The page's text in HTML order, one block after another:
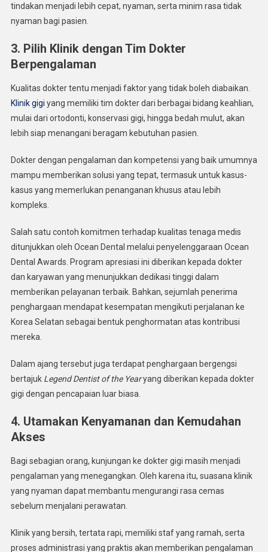
tindakan menjadi lebih cepat, nyaman, serta minim rasa tidak
nyaman bagi pasien.
3. Pilih Klinik dengan Tim Dokter
Berpengalaman
Kualitas dokter tentu menjadi faktor yang tidak boleh diabaikan.
Klinik gigi yang memiliki tim dokter dari berbagai bidang keahlian,
mulai dari ortodonti, konservasi gigi, hingga bedah mulut, akan
lebih siap menangani beragam kebutuhan pasien.
Dokter dengan pengalaman dan kompetensi yang baik umumnya
mampu memberikan solusi yang tepat, termasuk untuk kasus-
kasus yang memerlukan penanganan khusus atau lebih
kompleks.
Salah satu contoh komitmen terhadap kualitas tenaga medis
ditunjukkan oleh Ocean Dental melalui penyelenggaraan Ocean
Dental Awards. Program apresiasi ini diberikan kepada dokter
dan karyawan yang menunjukkan dedikasi tinggi dalam
memberikan pelayanan terbaik. Bahkan, sejumlah penerima
penghargaan mendapat kesempatan mengikuti perjalanan ke
Korea Selatan sebagai bentuk penghormatan atas kontribusi
mereka.
Dalam ajang tersebut juga terdapat penghargaan bergengsi
bertajuk Legend Dentist of the Yearyang diberikan kepada dokter
gigi dengan pencapaian luar biasa.
4. Utamakan Kenyamanan dan Kemudahan
Akses
Bagi sebagian orang, kunjungan ke dokter gigi masih menjadi
pengalaman yang menegangkan. Oleh karena itu, suasana klinik
yang nyaman dapat membantu mengurangi rasa cemas
sebelum menjalani perawatan.
Klinik yang bersih, tertata rapi, memiliki staf yang ramah, serta
proses administrasi yang praktis akan memberikan pengalaman